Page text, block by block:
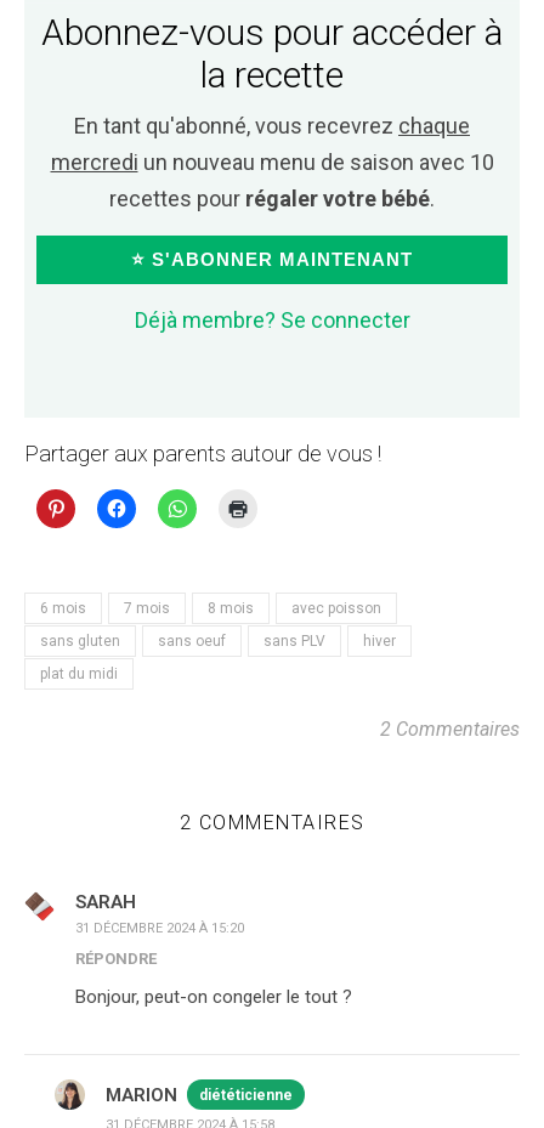
Abonnez-vous pour accéder à
la recette
En tant qu'abonné, vous recevrez chaque
mercredi un nouveau menu de saison avec 10
recettes pour régaler votre bébé.
⭐ S'ABONNER MAINTENANT
Déjà membre? Se connecter
Partager aux parents autour de vous !
6 mois 7 mois 8 mois
avec poisson
sans gluten
sans oeuf sans PLV
hiver
plat du midi
2 Commentaires
2 COMMENTAIRES
SARAH
31 DÉCEMBRE 2024 À 15:20
RÉPONDRE
Bonjour, peut-on congeler le tout ?
MARION diététicienne